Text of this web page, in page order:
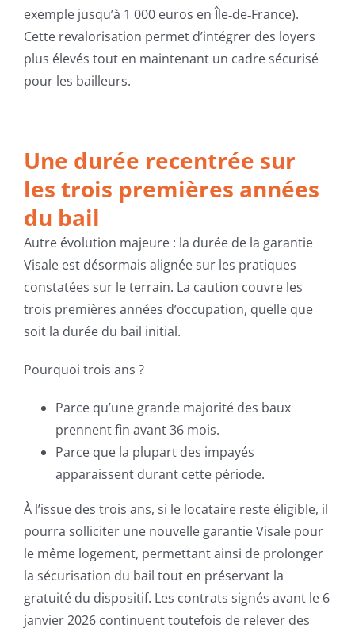
exemple jusqu’à 1 000 euros en Île‑de‑France).
Cette revalorisation permet d’intégrer des loyers
plus élevés tout en maintenant un cadre sécurisé
pour les bailleurs.
Une durée recentrée sur
les trois premières années
du bail
Autre évolution majeure : la durée de la garantie
Visale est désormais alignée sur les pratiques
constatées sur le terrain. La caution couvre les
trois premières années d’occupation, quelle que
soit la durée du bail initial.
Pourquoi trois ans ?
Parce qu’une grande majorité des baux
prennent fin avant 36 mois.
Parce que la plupart des impayés
apparaissent durant cette période.
À l’issue des trois ans, si le locataire reste éligible, il
pourra solliciter une nouvelle garantie Visale pour
le même logement, permettant ainsi de prolonger
la sécurisation du bail tout en préservant la
gratuité du dispositif. Les contrats signés avant le 6
janvier 2026 continuent toutefois de relever des